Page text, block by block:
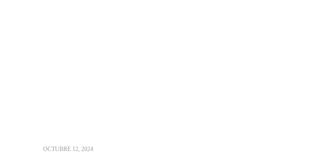
OCTUBRE 12, 2024